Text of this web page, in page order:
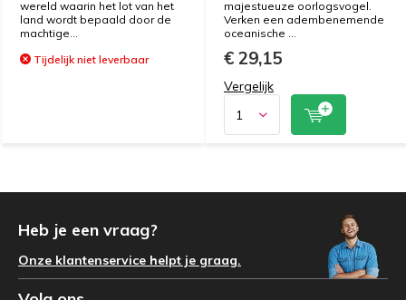
wereld waarin het lot van het
land wordt bepaald door de
machtige...
Tijdelijk niet leverbaar
majestueuze oorlogsvogel.
Verken een adembenemende
oceanische ...
€ 29,15
Vergelijk
Heb je een vraag?
Onze klantenservice helpt je graag.